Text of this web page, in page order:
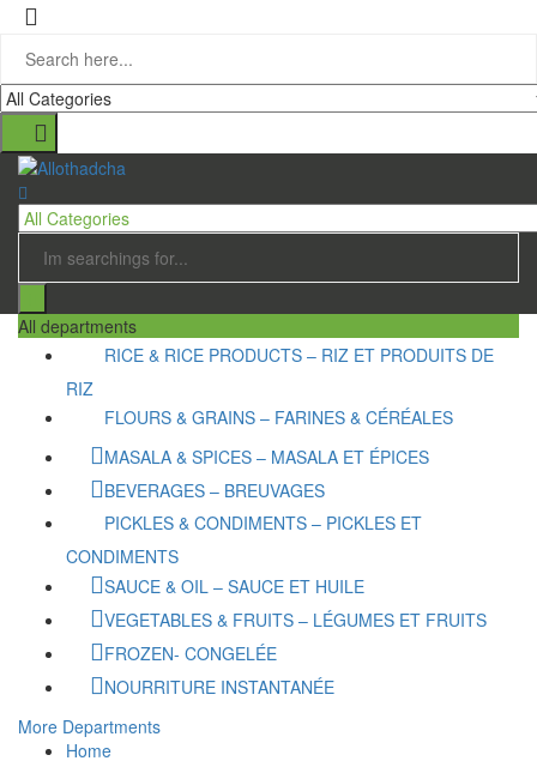
All departments
RICE & RICE PRODUCTS – RIZ ET PRODUITS DE
RIZ
FLOURS & GRAINS – FARINES & CÉRÉALES
MASALA & SPICES – MASALA ET ÉPICES
BEVERAGES – BREUVAGES
PICKLES & CONDIMENTS – PICKLES ET
CONDIMENTS
SAUCE & OIL – SAUCE ET HUILE
VEGETABLES & FRUITS – LÉGUMES ET FRUITS
FROZEN- CONGELÉE
NOURRITURE INSTANTANÉE
More Departments
Home